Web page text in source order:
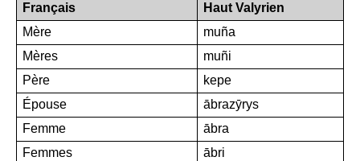
Français
Haut Valyrien
Mère
muña
Mères
muñi
Père
kepe
Épouse
ābrazȳrys
Femme
ābra
Femmes
ābri